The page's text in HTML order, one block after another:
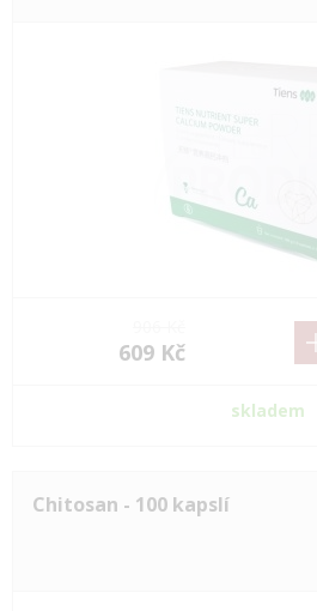
609 Kč
skladem
Chitosan - 100 kapslí